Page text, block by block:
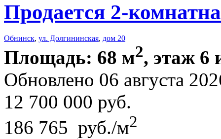
Продается 2-
Обнинск, ул. Долгининская, дом 20
Площадь: 68 м2, этаж 6
Обновлено 06 августа
12 700 000 руб.
186 765 руб./м2